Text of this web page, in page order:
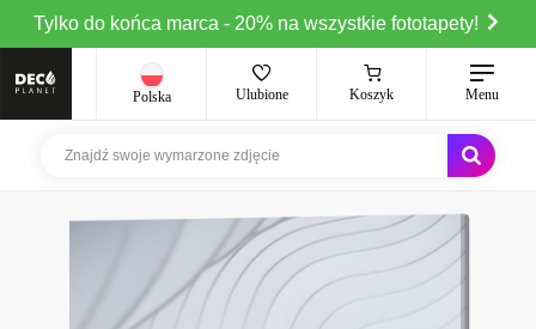
Tylko do końca marca - 20% na wszystkie fototapety!
Polska Ulubione Koszyk Menu